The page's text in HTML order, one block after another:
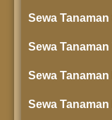
Sewa
Sewa Tanaman
Sewa
Sewa